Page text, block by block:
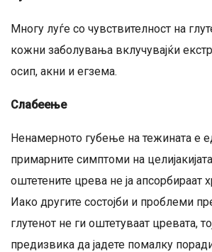
Многу луѓе со чувствителност на
кожни заболувања вклучувајќи
осип, акни и егзема.
Слабеење
Ненамерното губење на тежината е
примарните симптоми на
оштетените црева не ја апсорбираат
Иако другите состојби и проблеми
глутенот не ги оштетуваат цревата,
предизвика да јадете помалку